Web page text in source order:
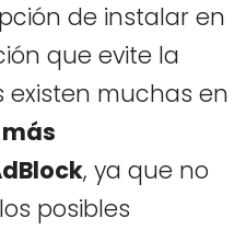
de instalar en
que evite la
existen muchas en
, ya que no
posibles